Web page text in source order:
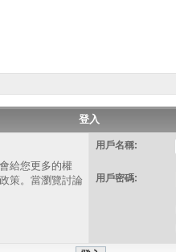
登入
給您更多的權
策。當瀏覽討論
用戶名稱:
用戶密碼: